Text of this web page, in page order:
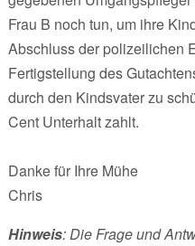
Frau B noch tun, um ihre
Abschluss der polizeilichen
Fertigstellung des
durch den Kindsvater zu
Cent Unterhalt zahlt.
Danke für Ihre Mühe
Chris
Hinweis: Die Frage und